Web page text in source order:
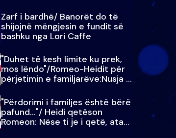
Zarf i bardhë/ Banorët do të
shijojnë mëngjesin e fundit së
bashku nga Lori Caffe
"Duhet të kesh limite ku prek,
mos lëndo"/Romeo-Heidit për
përjetimin e familjarëve:Nusja e
Julit…
"Përdorimi i familjes është bërë
pafund…"/ Heidi qetëson
Romeon: Nëse ti je i qetë, ata
qetësohen